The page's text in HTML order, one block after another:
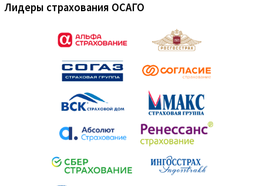
Лидеры страхования ОСАГО